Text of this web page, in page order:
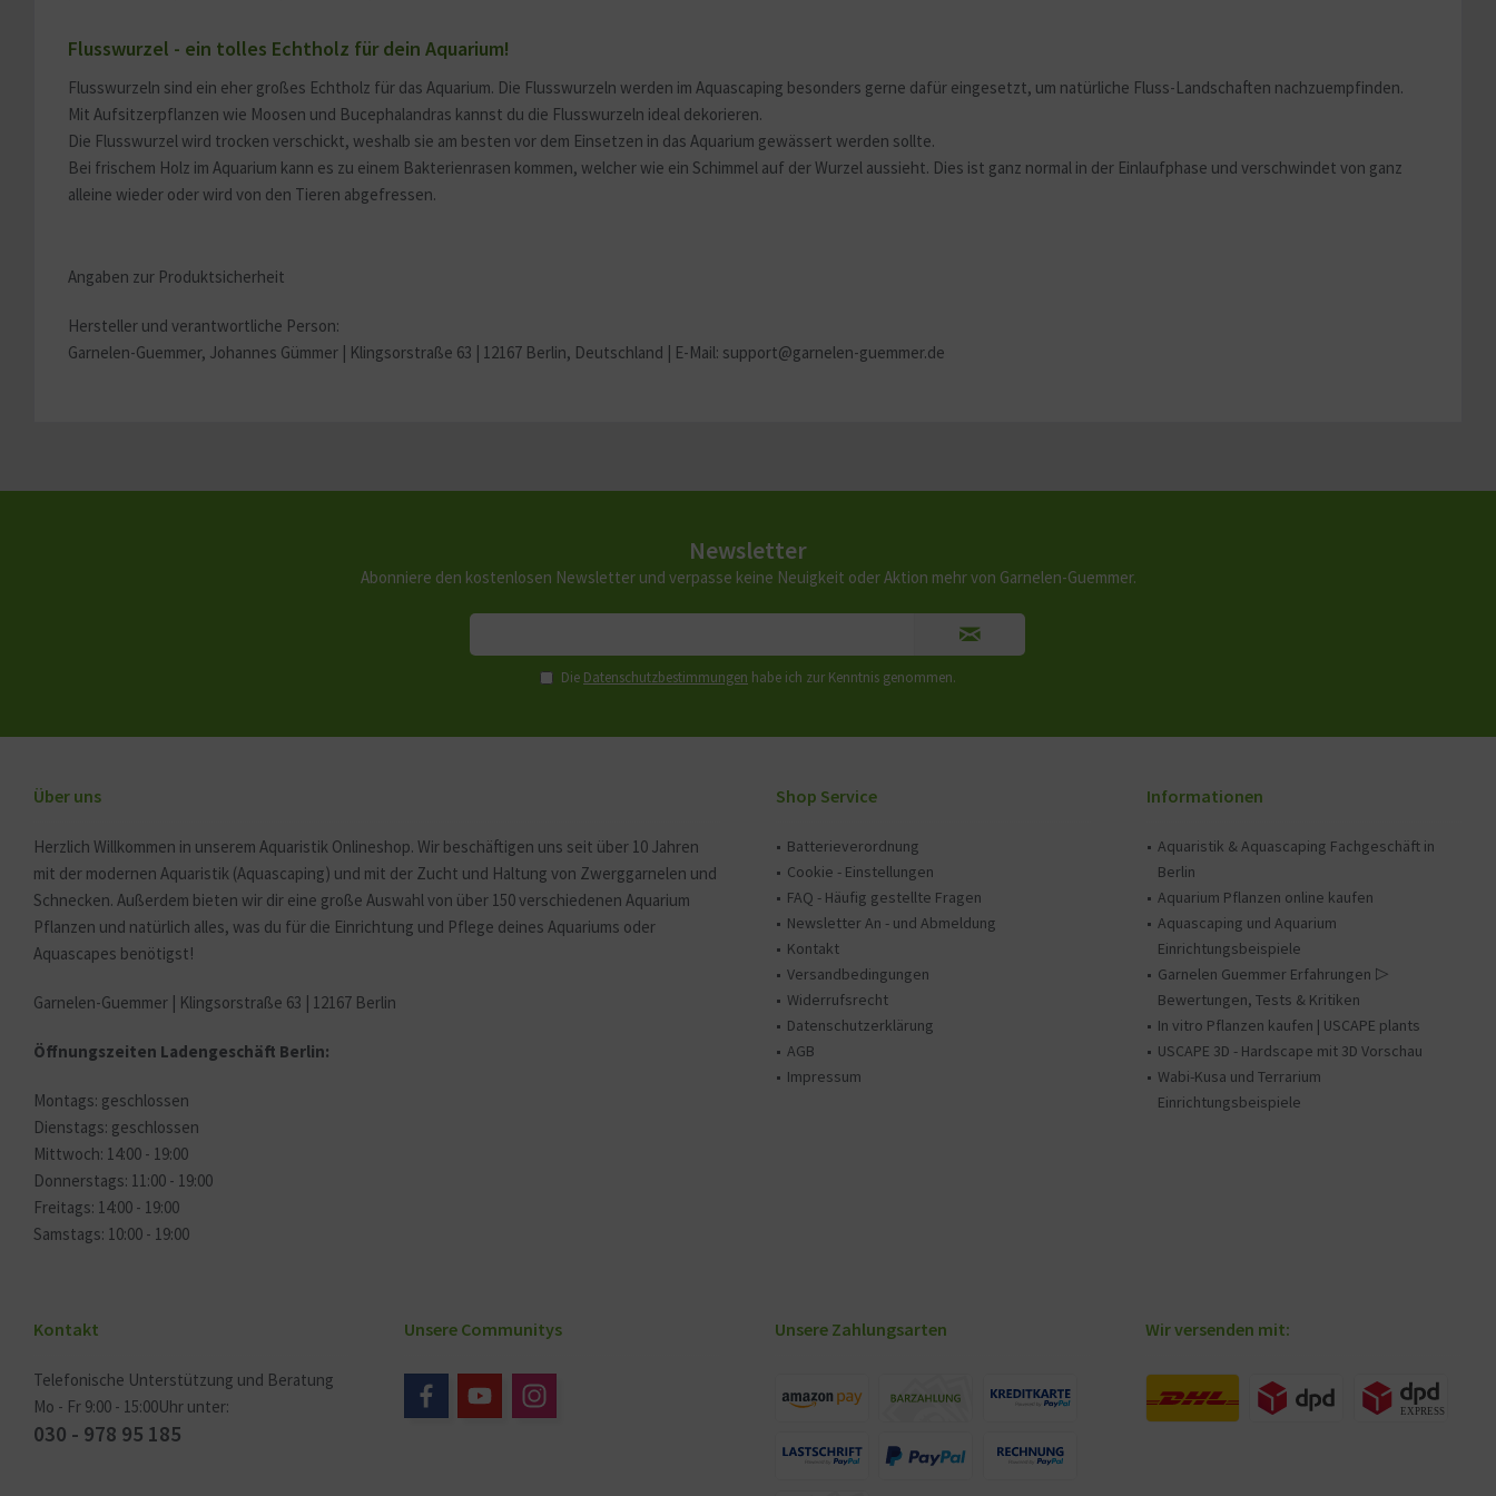
Flusswurzel - ein tolles Echtholz für dein Aquarium!
Flusswurzeln sind ein eher großes Echtholz für das Aquarium. Die Flusswurzeln werden im Aquascaping besonders gerne dafür eingesetzt, um natürliche Fluss-Landschaften nachzuempfinden.
Mit Aufsitzerpflanzen wie Moosen und Bucephalandras kannst du die Flusswurzeln ideal dekorieren.
Die Flusswurzel wird trocken verschickt, weshalb sie am besten vor dem Einsetzen in das Aquarium gewässert werden sollte.
Bei frischem Holz im Aquarium kann es zu einem Bakterienrasen kommen, welcher wie ein Schimmel auf der Wurzel aussieht. Dies ist ganz normal in der Einlaufphase und verschwindet von ganz
alleine wieder oder wird von den Tieren abgefressen.
Angaben zur Produktsicherheit
Hersteller und verantwortliche Person:
Garnelen-Guemmer, Johannes Gümmer | Klingsorstraße 63 | 12167 Berlin, Deutschland | E-Mail: support@garnelen-guemmer.de
Newsletter
Abonniere den kostenlosen Newsletter und verpasse keine Neuigkeit oder Aktion mehr von Garnelen-Guemmer.
Die Datenschutzbestimmungen habe ich zur Kenntnis genommen.
Über uns
Herzlich Willkommen in unserem Aquaristik Onlineshop. Wir beschäftigen uns seit über 10 Jahren
mit der modernen Aquaristik (Aquascaping) und mit der Zucht und Haltung von Zwerggarnelen und
Schnecken. Außerdem bieten wir dir eine große Auswahl von über 150 verschiedenen Aquarium
Pflanzen und natürlich alles, was du für die Einrichtung und Pflege deines Aquariums oder
Aquascapes benötigst!
Garnelen-Guemmer | Klingsorstraße 63 | 12167 Berlin
Öffnungszeiten Ladengeschäft Berlin:
Montags: geschlossen
Dienstags: geschlossen
Mittwoch: 14:00 - 19:00
Donnerstags: 11:00 - 19:00
Freitags: 14:00 - 19:00
Samstags: 10:00 - 19:00
Shop Service
Batterieverordnung
Cookie - Einstellungen
FAQ - Häufig gestellte Fragen
Newsletter An - und Abmeldung
Kontakt
Versandbedingungen
Widerrufsrecht
Datenschutzerklärung
AGB
Impressum
Informationen
Aquaristik & Aquascaping Fachgeschäft in
Berlin
Aquarium Pflanzen online kaufen
Aquascaping und Aquarium
Einrichtungsbeispiele
Garnelen Guemmer Erfahrungen ▷
Bewertungen, Tests & Kritiken
In vitro Pflanzen kaufen | USCAPE plants
USCAPE 3D - Hardscape mit 3D Vorschau
Wabi-Kusa und Terrarium
Einrichtungsbeispiele
Kontakt
Telefonische Unterstützung und Beratung
Mo - Fr 9:00 - 15:00Uhr unter:
030 - 978 95 185
Unsere Communitys Unsere Zahlungsarten Wir versenden mit:
Sonstige